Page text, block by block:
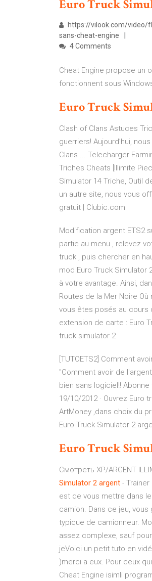
EuroTruck
https://vilook.com/video/
sans-cheat-engine
4 Comments
Cheat Engine propose un
fonctionnent sous
EuroTruck
Clash of Clans Astuces
guerriers! Aujourd’hui,
Clans ... Telecharger
Triches Cheats [Illimite
Simulator 14 Triche, Outil
un autre site, nous vous
gratuit | Clubic.com
Modification argent ETS2
partie au menu , relevez
truck , puis chercher en
mod Euro Truck Simulator
à votre avantage. Ainsi,
Routes de la Mer Noire
vous êtes posés au cours
extension de carte : Euro
truck simulator 2
[TUTOETS2] Comment
"Comment avoir de
bien sans logiciel!!
19/10/2012 · Ouvrez
ArtMoney ,dans choix du
Euro Truck Simulator 2
EuroTruck
Смотреть XP/ARGENT
Simulator 2 argent -
est de vous mettre dans
camion. Dans ce jeu,
typique de camionneur.
assez complexe, sauf
jeVoici un petit tuto en
)merci a eux. Pour ceux
Cheat Engine isimli